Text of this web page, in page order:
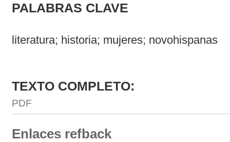
PALABRAS CLAVE
literatura; historia; mujeres; novohispanas
TEXTO COMPLETO:
PDF
Enlaces refback